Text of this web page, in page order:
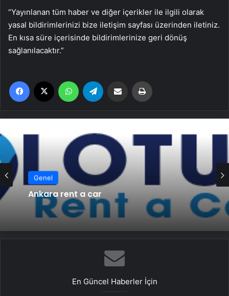
“Yayınlanan tüm haber ve diğer içerikler ile ilgili olarak
yasal bildirimlerinizi bize iletişim sayfası üzerinden iletiniz.
En kısa süre içerisinde bildirimlerinize geri dönüş
sağlanılacaktır.”
Facebook WhatsApp Email'den paylaş
Genel
Ankara rent a car
En Güncel Haberler İçin